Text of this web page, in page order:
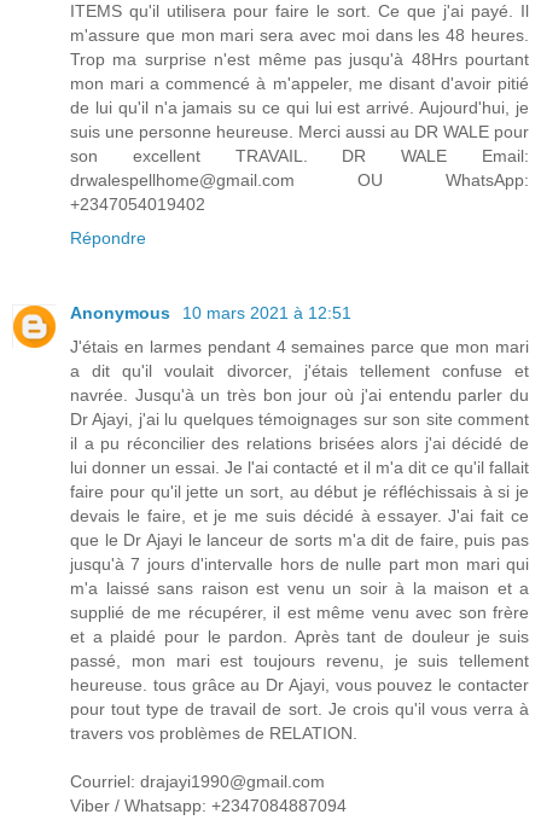
ITEMS qu'il utilisera pour faire le sort. Ce que j'ai payé. Il
m'assure que mon mari sera avec moi dans les 48 heures.
Trop ma surprise n'est même pas jusqu'à 48Hrs pourtant
mon mari a commencé à m'appeler, me disant d'avoir pitié
de lui qu'il n'a jamais su ce qui lui est arrivé. Aujourd'hui, je
suis une personne heureuse. Merci aussi au DR WALE pour
son excellent TRAVAIL. DR WALE Email:
drwalespellhome@gmail.com OU WhatsApp:
+2347054019402
Répondre
Anonymous
10 mars 2021 à 12:51
J'étais en larmes pendant 4 semaines parce que mon mari
a dit qu'il voulait divorcer, j'étais tellement confuse et
navrée. Jusqu'à un très bon jour où j'ai entendu parler du
Dr Ajayi, j'ai lu quelques témoignages sur son site comment
il a pu réconcilier des relations brisées alors j'ai décidé de
lui donner un essai. Je l'ai contacté et il m'a dit ce qu'il fallait
faire pour qu'il jette un sort, au début je réfléchissais à si je
devais le faire, et je me suis décidé à essayer. J'ai fait ce
que le Dr Ajayi le lanceur de sorts m'a dit de faire, puis pas
jusqu'à 7 jours d'intervalle hors de nulle part mon mari qui
m'a laissé sans raison est venu un soir à la maison et a
supplié de me récupérer, il est même venu avec son frère
et a plaidé pour le pardon. Après tant de douleur je suis
passé, mon mari est toujours revenu, je suis tellement
heureuse. tous grâce au Dr Ajayi, vous pouvez le contacter
pour tout type de travail de sort. Je crois qu'il vous verra à
travers vos problèmes de RELATION.
Courriel: drajayi1990@gmail.com
Viber / Whatsapp: +2347084887094